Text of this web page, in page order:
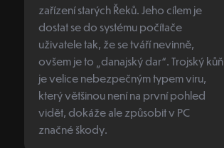
zařízení starých Řeků. Jeho cílem je
dostat se do systému počítače
uživatele tak, že se tváří nevinně,
ovšem je to „danajský dar“. Trojský kůň
je velice nebezpečným typem viru,
který většinou není na první pohled
vidět, dokáže ale způsobit v PC
značné škody.